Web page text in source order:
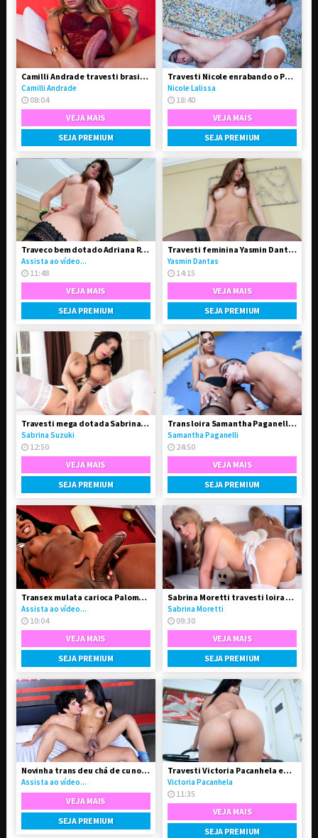
Combo Avantajadas
// Acesso a 4 sites
exclusivos
R$29,90
PROSSEGUIR
Camilli Andrade travesti brasileira bem dotada de pau
Camilli Andrade
08:04
VEJA MAIS
SEJA PREMIUM
Travesti Nicole enrabando o Paulo
Nicole Lalissa
18:40
VEJA MAIS
SEJA PREMIUM
Traveco bem dotado Adriana Rodrigues
Assista ao vídeo...
11:48
VEJA MAIS
SEJA PREMIUM
Travesti feminina Yasmin Dantas se exibindo na live
Yasmin Dantas
14:15
VEJA MAIS
SEJA PREMIUM
Travesti mega dotada Sabrina Suzuki em vídeo solo
Sabrina Suzuki
12:50
VEJA MAIS
SEJA PREMIUM
Trans loira Samantha Paganelli fodeu seu amigo passivo
Samantha Paganelli
24:50
VEJA MAIS
SEJA PREMIUM
Transex mulata carioca Paloma Dbiath
Assista ao vídeo...
10:04
VEJA MAIS
SEJA PREMIUM
Sabrina Moretti travesti loira super feminina
Sabrina Moretti
09:30
VEJA MAIS
SEJA PREMIUM
Novinha trans deu chá de cu no seu namorado
Assista ao vídeo...
VEJA MAIS
SEJA PREMIUM
Travesti Victoria Pacanhela em vídeo solo
Victoria Pacanhela
11:35
VEJA MAIS
SEJA PREMIUM